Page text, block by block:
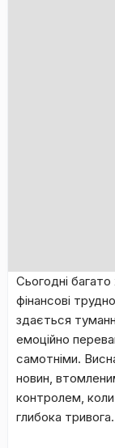
​Сьогодні
фінансові
здається
емоційно
самотніми.
новин,
контролем,
глибока тривога.